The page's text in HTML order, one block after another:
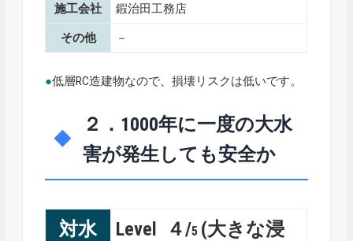
施工会社 鍜治田工務店
その他 －
●低層RC造建物なので、損壊リスクは低いです。
２．1000年に一度の大水
害が発生しても安全か
対水
Level ４/5 (大きな浸